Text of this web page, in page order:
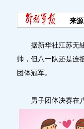
来
据新华社江苏无锡
帅，但八一队还是连
团体冠军。
男子团体决赛在八